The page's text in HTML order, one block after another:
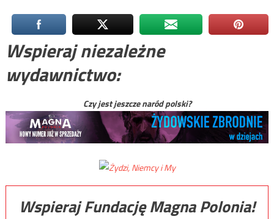
Wspieraj niezależne
wydawnictwo:
Czy jest jeszcze naród polski?
Wspieraj Fundację Magna Polonia!